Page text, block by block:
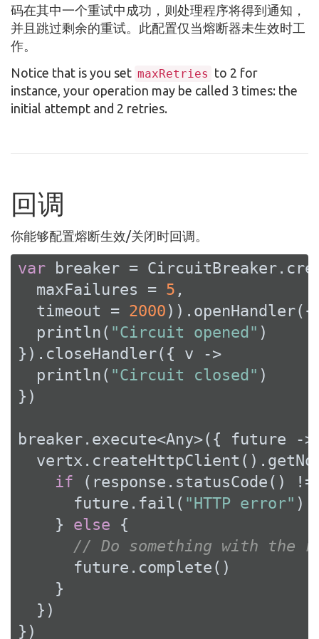
码在其中一个重试中成功，则处理程序将得到通知，
并且跳过剩余的重试。此配置仅当熔断器未生效时工
作。
Notice that is you set maxRetries to 2 for
instance, your operation may be called 3 times: the
initial attempt and 2 retries.
回调
你能够配置熔断生效/关闭时回调。
var breaker =
  maxFailures =
5 ,
  timeout =
2000
  println(
"Circuit opened" )
}).closeHandler({ v ->
  println(
"Circuit closed" )
})
breaker.execute<Any>({ future ->
if (response.statusCode()
      future.fail(
"HTTP error" )
    }
else {
// Do something with the
      future.complete()
    }
  })
})